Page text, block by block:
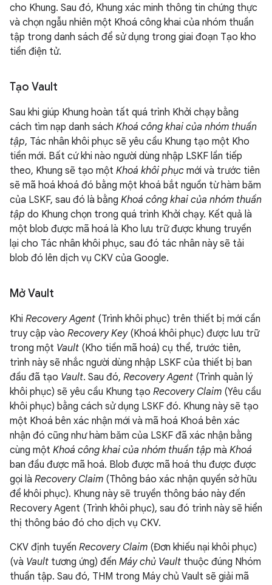
cho Khung. Sau đó, Khung xác minh thông tin chứng thực
và chọn ngẫu nhiên một Khoá công khai của nhóm thuần
tập trong danh sách để sử dụng trong giai đoạn Tạo kho
tiền điện tử.
Tạo Vault
Sau khi giúp Khung hoàn tất quá trình Khởi chạy bằng
cách tìm nạp danh sách Khoá công khai của nhóm thuần
tập, Tác nhân khôi phục sẽ yêu cầu Khung tạo một Kho
tiền mới. Bất cứ khi nào người dùng nhập LSKF lần tiếp
theo, Khung sẽ tạo một Khoá khôi phục mới và trước tiên
sẽ mã hoá khoá đó bằng một khoá bắt nguồn từ hàm băm
của LSKF, sau đó là bằng Khoá công khai của nhóm thuần
tập do Khung chọn trong quá trình Khởi chạy. Kết quả là
một blob được mã hoá là Kho lưu trữ được khung truyền
lại cho Tác nhân khôi phục, sau đó tác nhân này sẽ tải
blob đó lên dịch vụ CKV của Google.
Mở Vault
Khi Recovery Agent (Trình khôi phục) trên thiết bị mới cần
truy cập vào Recovery Key(Khoá khôi phục) được lưu trữ
trong một Vault (Kho tiền mã hoá) cụ thể, trước tiên,
trình này sẽ nhắc người dùng nhập LSKF của thiết bị ban
đầu đã tạo Vault. Sau đó, Recovery Agent (Trình quản lý
khôi phục) sẽ yêu cầu Khung tạo Recovery Claim (Yêu cầu
khôi phục) bằng cách sử dụng LSKF đó. Khung này sẽ tạo
một Khoá bên xác nhận mới và mã hoá Khoá bên xác
nhận đó cũng như hàm băm của LSKF đã xác nhận bằng
cùng một Khoá công khai của nhóm thuần tập mà Khoá
ban đầu được mã hoá. Blob được mã hoá thu được được
gọi là Recovery Claim (Thông báo xác nhận quyền sở hữu
để khôi phục). Khung này sẽ truyền thông báo này đến
Recovery Agent (Trình khôi phục), sau đó trình này sẽ hiển
thị thông báo đó cho dịch vụ CKV.
CKV định tuyến Recovery Claim (Đơn khiếu nại khôi phục)
(và Vault tương ứng) đến Máy chủ Vault thuộc đúng Nhóm
thuần tập. Sau đó, THM trong Máy chủ Vault sẽ giải mã